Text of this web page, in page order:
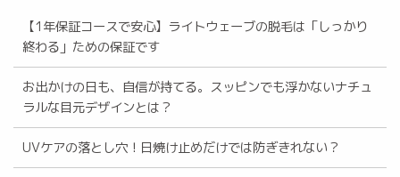
【1年保証コースで安心】ライトウェーブの脱毛は「しっかり
終わる」ための保証です
お出かけの日も、自信が持てる。スッピンでも浮かないナチュ
ラルな目元デザインとは？
UVケアの落とし穴！日焼け止めだけでは防ぎきれない？